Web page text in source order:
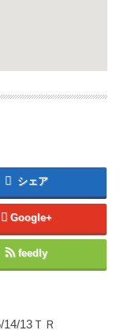
シェア
Google+
feedly
14/13ＴＲ